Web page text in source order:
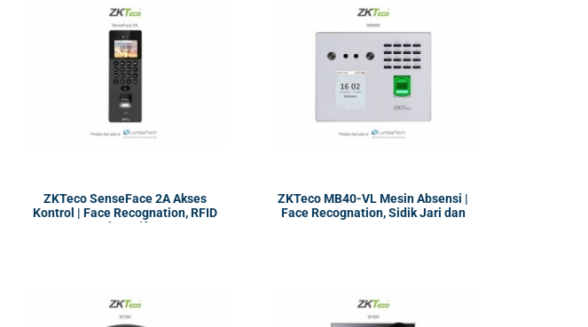
ZKTeco SenseFace 2A Akses
Kontrol | Face Recognation, RFID
EM dan Mifare
ZKTeco MB40-VL Mesin Absensi |
Face Recognation, Sidik Jari dan